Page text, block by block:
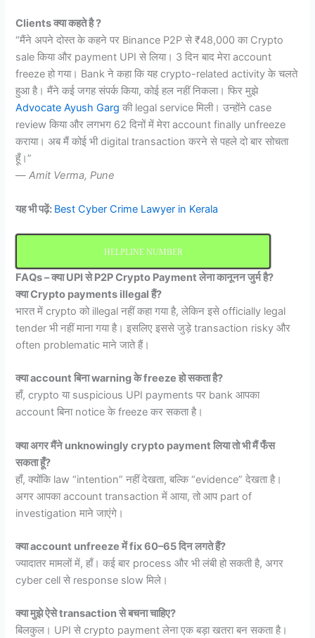
Clients क्या कहते है ?
“मैंने अपने दोस्त के कहने पर Binance P2P से ₹48,000 का Crypto
sale किया और payment UPI से लिया। 3 दिन बाद मेरा account
freeze हो गया। Bank ने कहा कि यह crypto-related activity के चलते
हुआ है। मैंने कई जगह संपर्क किया, कोई हल नहीं निकला। फिर मुझे
Advocate Ayush Garg की legal service मिली। उन्होंने case
review किया और लगभग 62 दिनों में मेरा account finally unfreeze
कराया। अब मैं कोई भी digital transaction करने से पहले दो बार सोचता
हूँ।”
—Amit Verma, Pune
यह भी पढ़ें: Best Cyber Crime Lawyer in Kerala
HELPLINE NUMBER
FAQs – क्या UPI से P2P Crypto Payment लेना कानूनन जुर्म है?
क्या Crypto payments illegal हैं?
भारत में crypto को illegal नहीं कहा गया है, लेकिन इसे officially legal
tender भी नहीं माना गया है। इसलिए इससे जुड़े transaction risky और
often problematic माने जाते हैं।
क्या account बिना warning के freeze हो सकता है?
हाँ, crypto या suspicious UPI payments पर bank आपका
account बिना notice के freeze कर सकता है।
क्या अगर मैंने unknowingly crypto payment लिया तो भी मैं फँस
सकता हूँ?
हाँ, क्योंकि law “intention” नहीं देखता, बल्कि “evidence” देखता है।
अगर आपका account transaction में आया, तो आप part of
investigation माने जाएंगे।
क्या account unfreeze में fix 60–65 दिन लगते हैं?
ज्यादातर मामलों में, हाँ। कई बार process और भी लंबी हो सकती है, अगर
cyber cell से response slow मिले।
क्या मुझे ऐसे transaction से बचना चाहिए?
बिलकुल। UPI से crypto payment लेना एक बड़ा खतरा बन सकता है।